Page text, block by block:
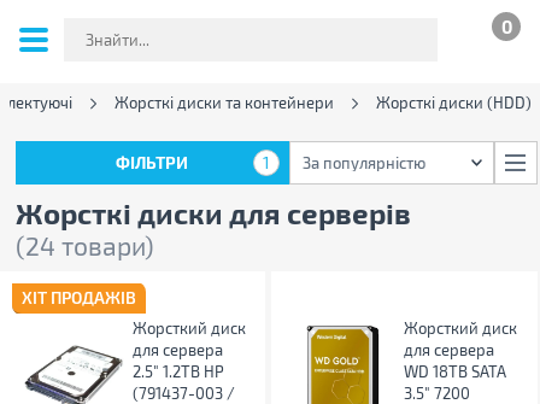
0
Жорсткі диски та контейнери Жорсткі диски (HDD)
Жорсткі диски для серверів
(24 товари)
ФІЛЬТРИ 1 За популярністю
ХІТ ПРОДАЖІВ
Жорсткий диск
для сервера
2.5" 1.2TB HP
(791437-003 /
Жорсткий диск
для сервера
WD 18TB SATA
3.5" 7200
ФІЛЬТРИ 1 За популярністю